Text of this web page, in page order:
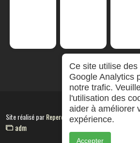
Site réalisé parRepereCom
adm
Ce site utilise
Google Analytics
notre trafic.
l'utilisation des
aider à améliorer
expérience.
Accepter